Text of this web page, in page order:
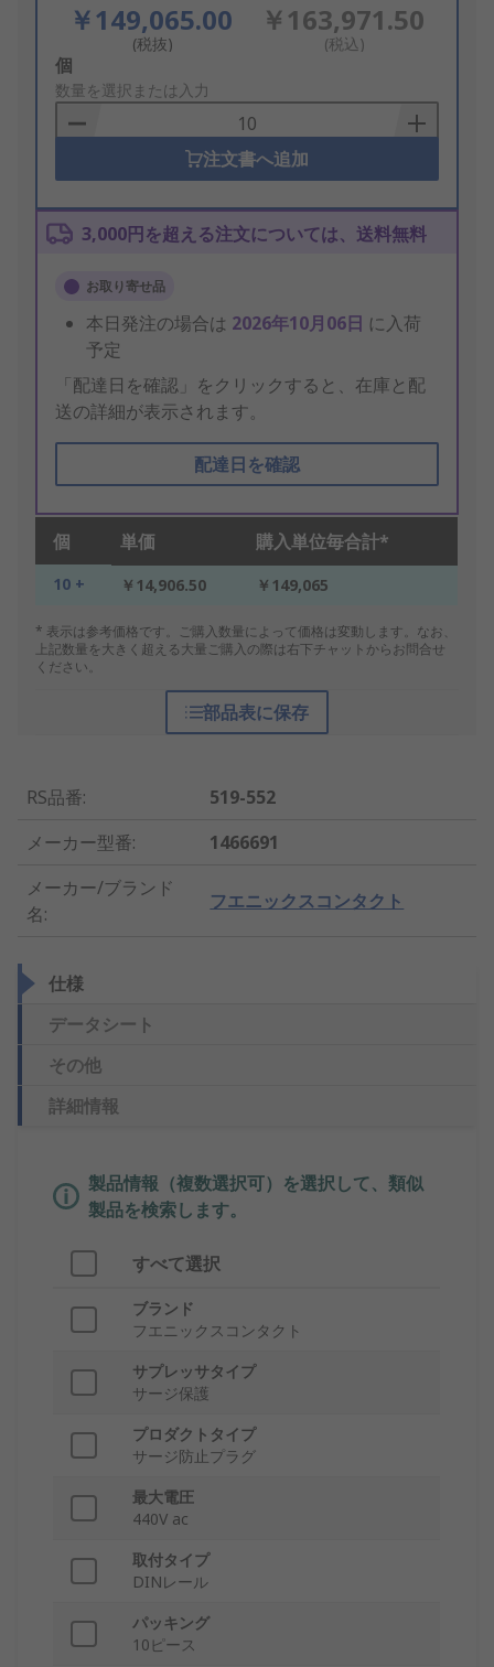
￥149,065.00
(税抜)
￥163,971.50
(税込)
Add
to
Basket
個
数量を選択または入力
注文書へ追加
3,000円を超える注文については、送料無料
お取り寄せ品
本日発注の場合は 2026年10月06日 に入荷
予定
「配達日を確認」をクリックすると、在庫と配
送の詳細が表示されます。
配達日を確認
個 単価 購入単位毎合計*
10 + ￥14,906.50 ￥149,065
* 表示は参考価格です。ご購入数量によって価格は変動します。なお、
上記数量を大きく超える大量ご購入の際は右下チャットからお問合せ
ください。
部品表に保存
RS品番:
519-552
メーカー型番:
1466691
メーカー/ブランド
名:
フエニックスコンタクト
仕様
データシート
その他
詳細情報
製品情報（複数選択可）を選択して、類似
製品を検索します。
すべて選択
ブランド
フエニックスコンタクト
サプレッサタイプ
サージ保護
プロダクトタイプ
サージ防止プラグ
最大電圧
440V ac
取付タイプ
DINレール
パッキング
10ピース